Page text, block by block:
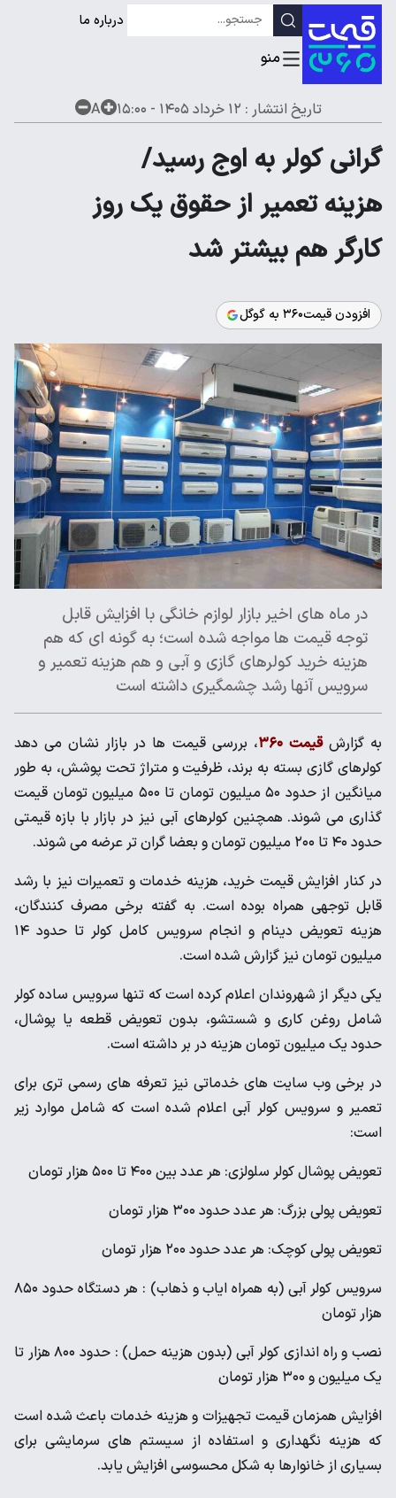
درباره ما
تاریخ انتشار : ۱۲ خرداد ۱۴۰۵ - ۱۵:۰۰ A
گرانی کولر به اوج رسید/
هزینه تعمیر از حقوق یک روز
کارگر هم بیشتر شد
افزودن قیمت۳۶۰ به گوگل
در ماه‌ های اخیر بازار لوازم خانگی با افزایش قابل
توجه قیمت‌ ها مواجه شده است؛ به گونه ای که هم
هزینه خرید کولرهای گازی و آبی و هم هزینه تعمیر و
سرویس آنها رشد چشمگیری داشته است
به گزارشقیمت ۳۶۰
، بررسی قیمت‌ ها در بازار نشان می‌ دهد
کولرهای گازی بسته به برند، ظرفیت و متراژ تحت پوشش، به طور
میانگین از حدود ۵۰ میلیون تومان تا ۵۰۰ میلیون تومان قیمت‌
گذاری می‌ شوند. همچنین کولرهای آبی نیز در بازار با بازه قیمتی
حدود ۴۰ تا ۲۰۰ میلیون تومان و بعضا گران تر عرضه می‌ شوند.
در کنار افزایش قیمت خرید، هزینه خدمات و تعمیرات نیز با رشد
قابل توجهی همراه بوده است. به گفته برخی مصرف‌ کنندگان،
هزینه تعویض دینام و انجام سرویس کامل کولر تا حدود ۱۴
میلیون تومان نیز گزارش شده است.
یکی دیگر از شهروندان اعلام کرده است که تنها سرویس ساده کولر
شامل روغن‌ کاری و شستشو، بدون تعویض قطعه یا پوشال،
حدود یک میلیون تومان هزینه در بر داشته است.
در برخی وب‌ سایت‌ های خدماتی نیز تعرفه‌ های رسمی‌ تری برای
تعمیر و سرویس کولر آبی اعلام شده است که شامل موارد زیر
است:
تعویض پوشال کولر سلولزی: هر عدد بین ۴۰۰ تا ۵۰۰ هزار تومان
تعویض پولی بزرگ: هر عدد حدود ۳۰۰ هزار تومان
تعویض پولی کوچک: هر عدد حدود ۲۰۰ هزار تومان
سرویس کولر آبی (به همراه ایاب و ذهاب) : هر دستگاه حدود ۸۵۰
هزار تومان
نصب و راه اندازی کولر آبی (بدون هزینه حمل) : حدود ۸۰۰ هزار تا
یک میلیون و ۳۰۰ هزار تومان
افزایش همزمان قیمت تجهیزات و هزینه خدمات باعث شده است
که هزینه نگهداری و استفاده از سیستم‌ های سرمایشی برای
بسیاری از خانوارها به شکل محسوسی افزایش یابد.